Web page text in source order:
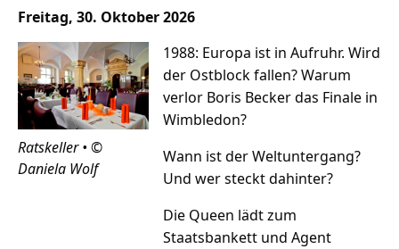
Freitag, 30. Oktober 2026
Ratskeller • ©
Daniela Wolf
1988: Europa ist in Aufruhr. Wird
der Ostblock fallen? Warum
verlor Boris Becker das Finale in
Wimbledon?
Wann ist der Weltuntergang?
Und wer steckt dahinter?
Die Queen lädt zum
Staatsbankett und Agent